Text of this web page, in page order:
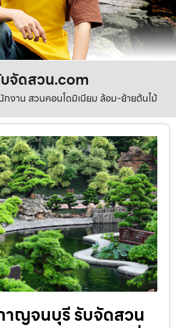
จัดสวน.com
งาน สวนคอนโดมิเนียม ล้อม-ย้ายต้นไม้
ญจนบุรี รับจัดสวน